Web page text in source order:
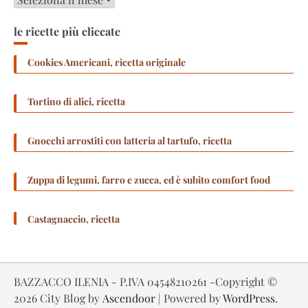
le ricette più cliccate
Cookies Americani, ricetta originale
Tortino di alici, ricetta
Gnocchi arrostiti con latteria al tartufo, ricetta
Zuppa di legumi, farro e zucca, ed è subito comfort food
Castagnaccio, ricetta
BAZZACCO ILENIA - P.IVA 04548210261 -Copyright ©
2026City Blog by Ascendoor | Powered byWordPress.